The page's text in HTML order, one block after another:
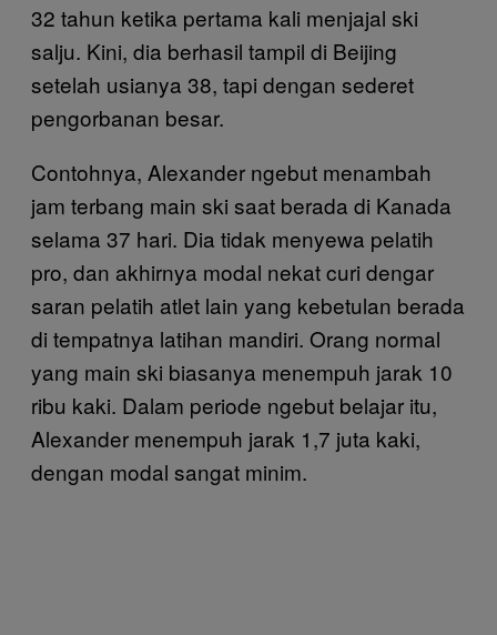
32 tahun ketika pertama kali menjajal ski
salju. Kini, dia berhasil tampil di Beijing
setelah usianya 38, tapi dengan sederet
pengorbanan besar.
Contohnya, Alexander ngebut menambah
jam terbang main ski saat berada di Kanada
selama 37 hari. Dia tidak menyewa pelatih
pro, dan akhirnya modal nekat curi dengar
saran pelatih atlet lain yang kebetulan berada
di tempatnya latihan mandiri. Orang normal
yang main ski biasanya menempuh jarak 10
ribu kaki. Dalam periode ngebut belajar itu,
Alexander menempuh jarak 1,7 juta kaki,
dengan modal sangat minim.